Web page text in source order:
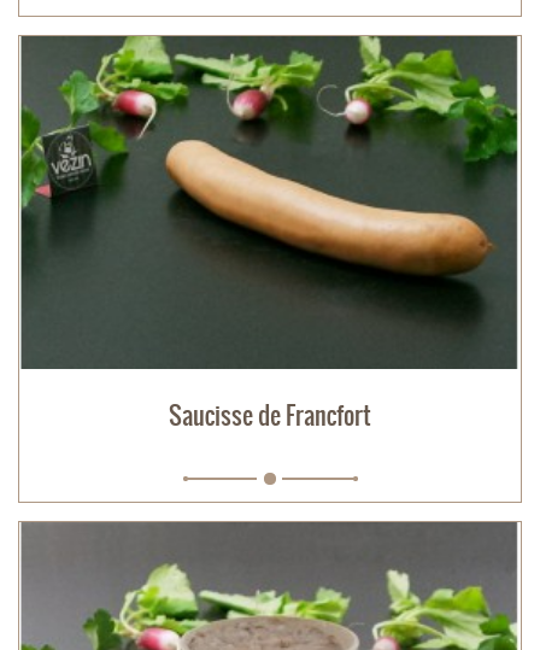
Saucisse de Francfort